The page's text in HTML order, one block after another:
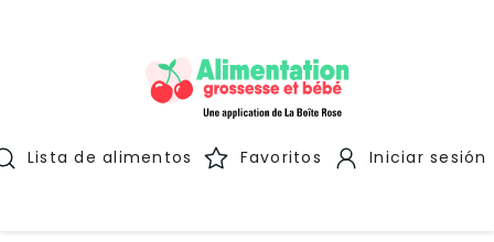
Lista de alimentos Favoritos Iniciar sesión